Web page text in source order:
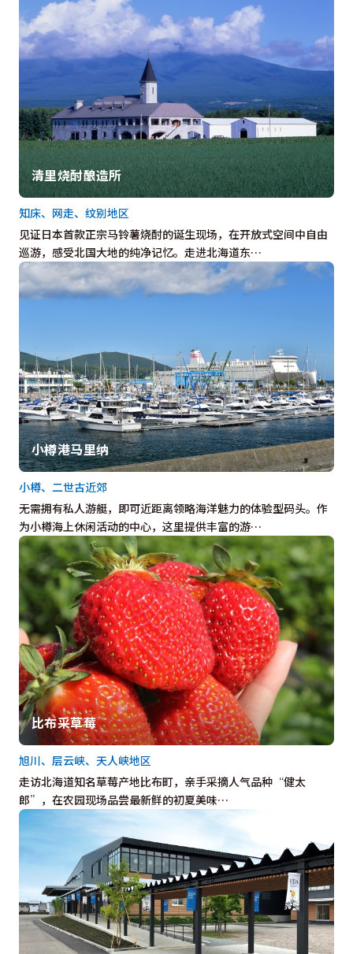
清里烧酎酿造所
见证日本首款正宗马铃薯烧酎的诞生现场，在开放式空间中自由
巡游，感受北国大地的纯净记忆。走进北海道东…
知床、网走、纹别地区
小樽港马里纳
无需拥有私人游艇，即可近距离领略海洋魅力的体验型码头。作
为小樽海上休闲活动的中心，这里提供丰富的游…
小樽、二世古近郊
比布采草莓
走访北海道知名草莓产地比布町，亲手采摘人气品种“健太
郎”，在农园现场品尝最新鲜的初夏美味…
旭川、层云峡、天人峡地区